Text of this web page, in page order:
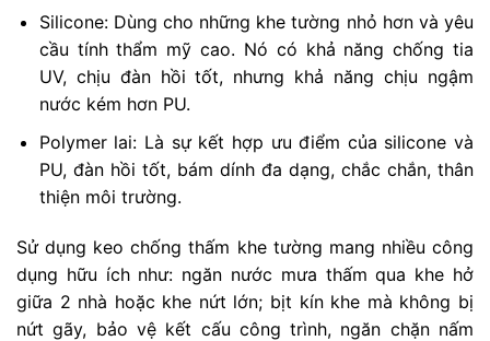
Silicone: Dùng cho những khe tường nhỏ hơn và yêu
cầu tính thẩm mỹ cao. Nó có khả năng chống tia
UV, chịu đàn hồi tốt, nhưng khả năng chịu ngậm
nước kém hơn PU.
Polymer lai: Là sự kết hợp ưu điểm của silicone và
PU, đàn hồi tốt, bám dính đa dạng, chắc chắn, thân
thiện môi trường.
Sử dụng keo chống thấm khe tường mang nhiều công
dụng hữu ích như: ngăn nước mưa thấm qua khe hở
giữa 2 nhà hoặc khe nứt lớn; bịt kín khe mà không bị
nứt gãy, bảo vệ kết cấu công trình, ngăn chặn nấm